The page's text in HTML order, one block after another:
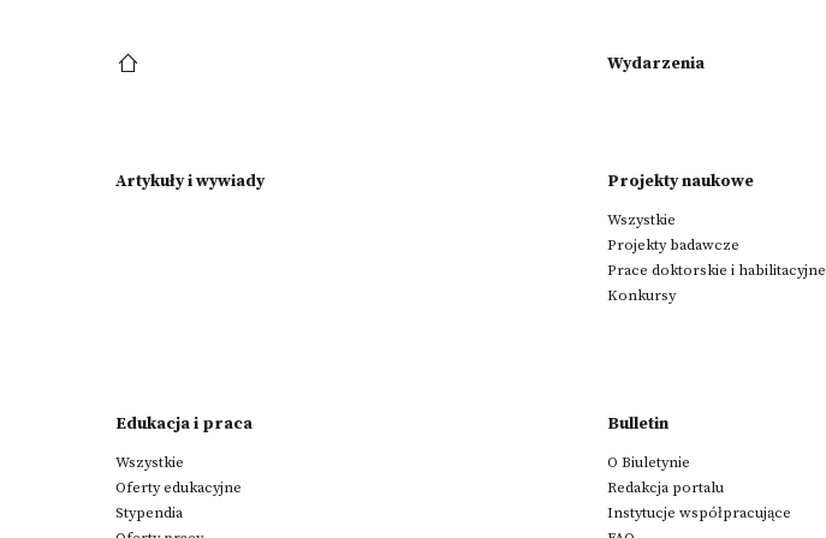
Wydarzenia
Artykuły i wywiady Projekty naukowe
Wszystkie
Projekty badawcze
Prace doktorskie i habilitacyjne
Konkursy
Edukacja i praca
Wszystkie
Oferty edukacyjne
Stypendia
Bulletin
O Biuletynie
Redakcja portalu
Instytucje współpracujące